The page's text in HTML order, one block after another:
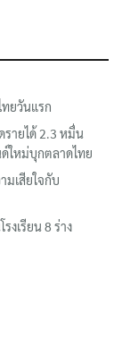
ทยวันแรก
รายได้ 2.3 หมื่น
ด์ใหม่บุกตลาดไทย
มเสียใจกับ
งเรียน 8 ร่าง